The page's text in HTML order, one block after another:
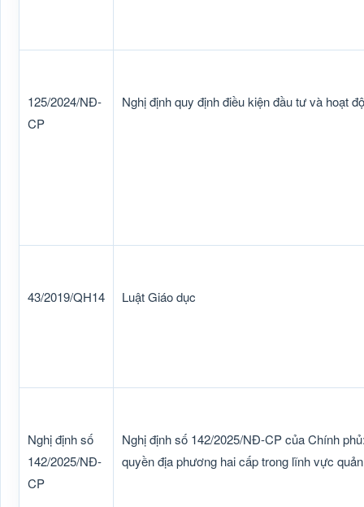
125/2024/NĐ-
CP
Nghị định quy định điều kiện đầu tư và hoạt
43/2019/QH14 Luật Giáo dục
Nghị định số
142/2025/NĐ-
CP
Nghị định số 142/2025/NĐ-CP của Chính
quyền địa phương hai cấp trong lĩnh vực